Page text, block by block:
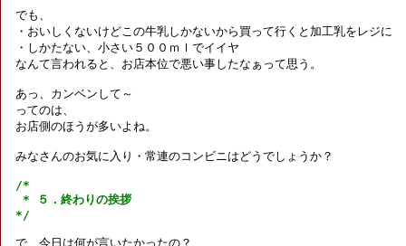
でも、
・おいしくないけどこの牛乳しかないから買って行くと加工乳をレジに
・しかたない、小さい５００ｍｌでイイヤ
なんて言われると、お店本位で悪い事したなぁって思う。
あっ、カンベンして～
ってのは、
お店側のほうが多いよね。
みなさんのお気に入り・常連のコンビニはどうでしょうか？
/*
* ５．終わりの挨拶
*/
で、今日は何が言いたかったの？